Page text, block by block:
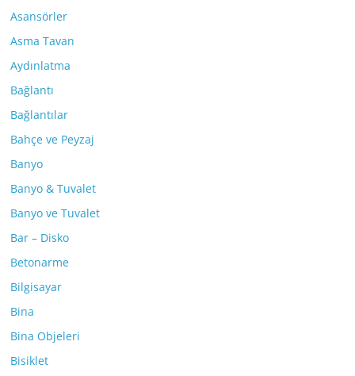
Asansörler
Asma Tavan
Aydınlatma
Bağlantı
Bağlantılar
Bahçe ve Peyzaj
Banyo
Banyo & Tuvalet
Banyo ve Tuvalet
Bar – Disko
Betonarme
Bilgisayar
Bina
Bina Objeleri
Bisiklet